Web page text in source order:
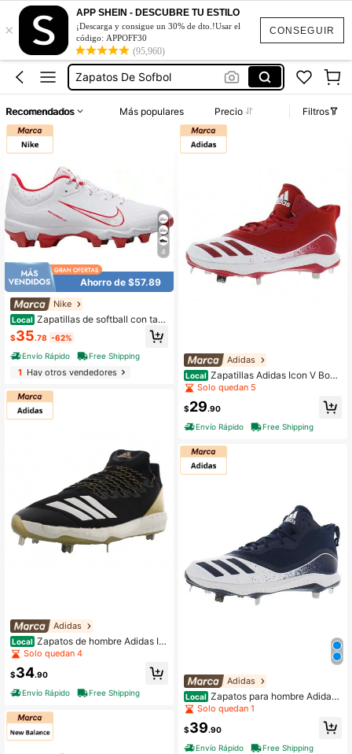
CONSEGUIR
×
APP SHEIN - DESCUBRE TU ESTILO
¡Descarga y consigue un 30% de dto.!Usar el
código: APPOFF30
(95,960)
Conjunto De Dos Piezas Mujer
Botas De Béisbol
Zapatos De Sofbol
Blusas Bonitas De Mujer
Conjunto De Dos Piezas Mujer
Botas De Béisbol
Recomendados Más populares Precio Filtros
4
Ahorro de $57.89
Nike
Local Zapatillas de softball con tac
os Hyperdiamond 4 Keystone para
mujer de Nike | Zapatos de béisbol
para hombre
$35.78 -62%
Envío Rápido
Free Shipping
1Hay otros vendedores
Adidas
Local Zapatos de hombre Adidas Ic
on 4Solo quedan 4
$34.90
Envío Rápido
Free Shipping
Adidas
Local Zapatillas Adidas Icon V Boun
ce Mid para hombre
Solo quedan 5
$29.90
Envío Rápido
Free Shipping
Adidas
Local Zapatos para hombre Adidas I
con V Bounce Mid
Solo quedan 1
$39.90
Envío Rápido
Free Shipping